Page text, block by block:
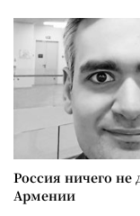
Россия ничего не
Армении